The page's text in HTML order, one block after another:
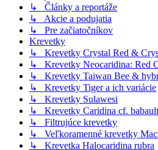
↳ Články a reportáže
↳ Akcie a podujatia
↳ Pre začiatočníkov
Krevetky
↳ Krevetky Crystal Red &
↳ Krevetky Neocaridina: Red
↳ Krevetky Taiwan Bee &
↳ Krevetky Tiger a ich variácie
↳ Krevetky Sulawesi
↳ Krevetky Caridina cf.
↳ Filtrujúce krevetky
↳ Veľkoramenné krevetky
↳ Krevetka Halocaridina rubra